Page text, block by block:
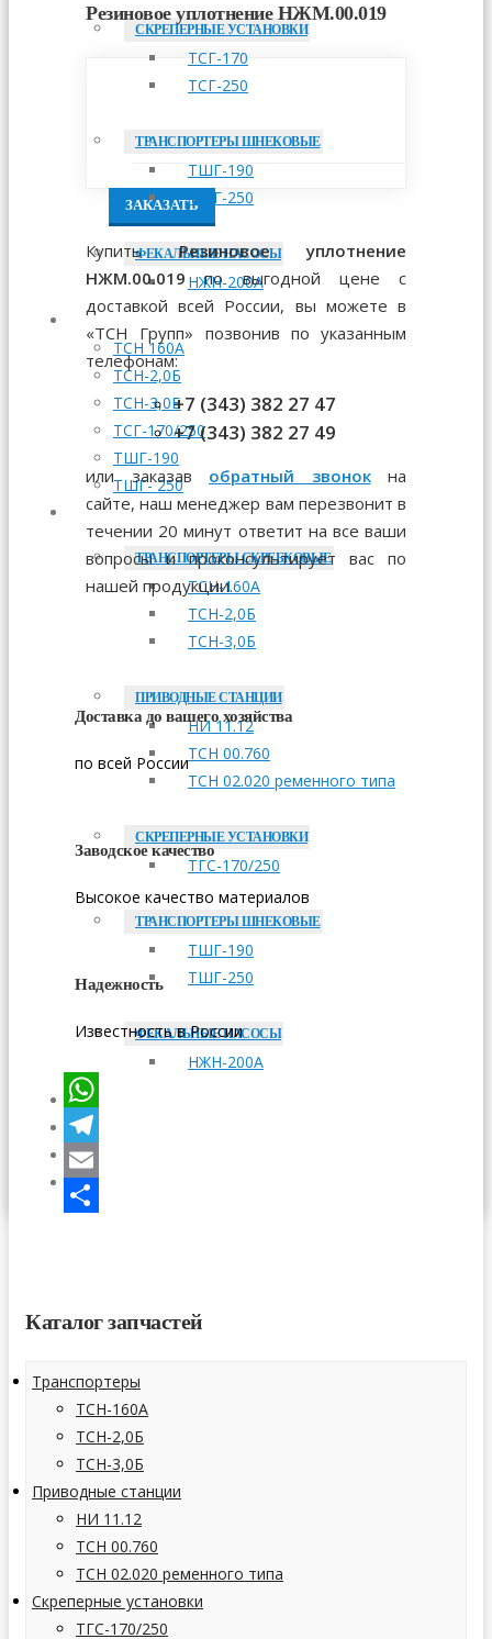
СКРЕПЕРНЫЕ УСТАНОВКИ
ТСГ-170
ТСГ-250
ТРАНСПОРТЕРЫ ШНЕКОВЫЕ
ТШГ-190
ТШГ-250
ФЕКАЛЬНЫЕ НАСОСЫ
НЖН-200А
ТСН 160А
ТСН-2,0Б
ТСН-3,0Б
ТСГ-170/250
ТШГ-190
ТШГ- 250
ЗАПЧАСТИ
ТРАНСПОРТЕРЫ СКРЕБКОВЫЕ
ТСН-160А
ТСН-2,0Б
ТСН-3,0Б
ПРИВОДНЫЕ СТАНЦИИ
НИ 11.12
ТСН 00.760
ТСН 02.020 ременного типа
СКРЕПЕРНЫЕ УСТАНОВКИ
ТГС-170/250
ТРАНСПОРТЕРЫ ШНЕКОВЫЕ
ТШГ-190
ТШГ-250
ФЕКАЛЬНЫЕ НАСОСЫ
НЖН-200А
Резиновое уплотнение НЖМ.00.019
ЗАКАЗАТЬ
КупитьРезиновое уплотнение
НЖМ.00.019 по выгодной цене с
доставкой всей России, вы можете в
«ТСН Групп» позвонив по указанным
телефонам:
+7 (343) 382 27 47
+7 (343) 382 27 49
или заказав обратный звонокна
сайте, наш менеджер вам перезвонит в
течении 20 минут ответит на все ваши
вопросы и проконсультирует вас по
нашей продукции.
Доставка до вашего хозяйства
по всей России
Заводское качество
Высокое качество материалов
Надежность
Известность в России
WhatsApp
Telegram
Email
Каталог запчастей
Транспортеры
ТСН-160А
ТСН-2,0Б
ТСН-3,0Б
Приводные станции
НИ 11.12
ТСН 00.760
ТСН 02.020 ременного типа
Скреперные установки
ТГС-170/250